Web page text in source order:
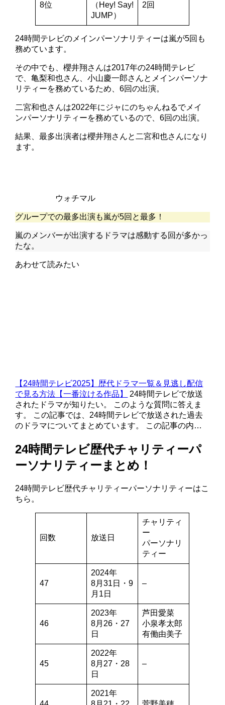
8位
（Hey! Say!
JUMP）
2回
24時間テレビのメインパーソナリティーは嵐が5回も
務めています。
その中でも、櫻井翔さんは2017年の24時間テレビ
で、亀梨和也さん、小山慶一郎さんとメインパーソナ
リティーを務めているため、6回の出演。
二宮和也さんは2022年にジャにのちゃんねるでメイ
ンパーソナリティーを務めているので、6回の出演。
結果、最多出演者は櫻井翔さんと二宮和也さんになり
ます。
ウォチマル
グループでの最多出演も嵐が5回と最多！
嵐のメンバーが出演するドラマは感動する回が多かっ
たな。
あわせて読みたい
【24時間テレビ2025】歴代ドラマ一覧＆見逃し配信
で見る方法【一番泣ける作品】
24時間テレビで放送
されたドラマが知りたい。 このような質問に答えま
す。 この記事では、24時間テレビで放送された過去
のドラマについてまとめています。 この記事の内…
24時間テレビ歴代チャリティーパ
ーソナリティーまとめ！
24時間テレビ歴代チャリティーパーソナリティーはこ
ちら。
回数 放送日
チャリティ
ー
パーソナリ
ティー
47
2024年
8月31日・9
月1日
–
46
2023年
8月26・27
日
芦田愛菜
小泉孝太郎
有働由美子
45
2022年
8月27・28
日
–
2021年